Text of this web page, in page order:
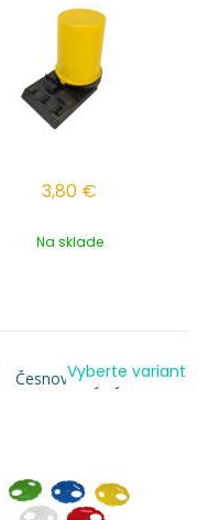
3,80 €
Na sklade
Česnové krytkyVyberte variant